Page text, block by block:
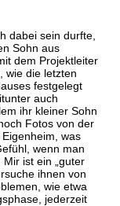
dabei sein durfte,
Sohn aus
dem Projektleiter
wie die letzten
festgelegt
auch
ihr kleiner Sohn
Fotos von der
was
wenn man
ist ein „guter
ihnen von
wie etwa
jederzeit